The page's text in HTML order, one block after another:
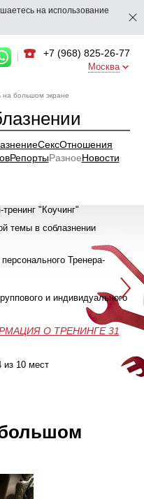
на использование
+7 (968) 825-26-77
Москва
на большом экране
СексОтношения
РепортыРазноеНовости
О ТРЕНИНГЕ
"Коучинг"
темы в соблазнении
Тренера-
и индивидуального
О ТРЕНИНГЕ 31
из 10 мест
Незабываемое
приключение
результата
ПИКАП-ТРЕНИНГ<<<
с девушкой"
МАСТЕР-